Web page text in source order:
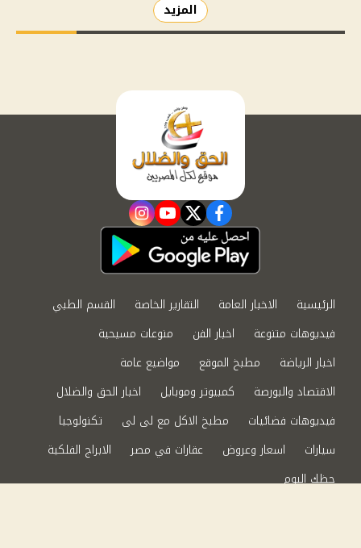
المزيد
facebook
twitter
youtube
instagram
الرئيسية الاخبار العامة التقارير الخاصة
القسم الطبي
فيديوهات متنوعة
اخبار الفن
منوعات مسيحية
اخبار الرياضة
مطبخ الموقع
مواضيع عامة
الاقتصاد والبورصة
كمبيوتر وموبايل
اخبار الحق والضلال
فيديوهات فضائيات
مطبخ الاكل مع لى لى
تكنولوجيا
سيارات
اسعار وعروض عقارات في مصر
الابراج الفلكية
حظك اليوم